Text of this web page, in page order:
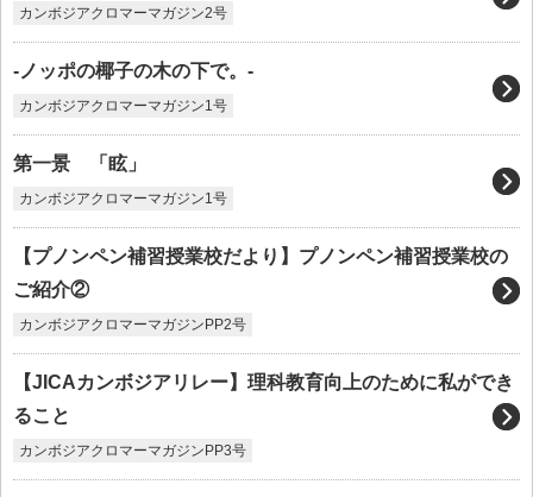
カンボジアクロマーマガジン2号
-ノッポの椰子の木の下で。-
カンボジアクロマーマガジン1号
第一景 「眩」
カンボジアクロマーマガジン1号
【プノンペン補習授業校だより】プノンペン補習授業校の
ご紹介②
カンボジアクロマーマガジンPP2号
【JICAカンボジアリレー】理科教育向上のために私ができ
ること
カンボジアクロマーマガジンPP3号